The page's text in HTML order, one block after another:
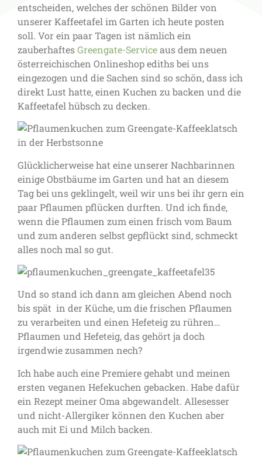
entscheiden, welches der schönen Bilder von
unserer Kaffeetafel im Garten ich heute posten
soll. Vor ein paar Tagen ist nämlich ein
zauberhaftesGreengate-Serviceaus dem neuen
österreichischen Onlineshop ediths bei uns
eingezogen und die Sachen sind so schön, dass ich
direkt Lust hatte, einen Kuchen zu backen und die
Kaffeetafel hübsch zu decken.
Glücklicherweise hat eine unserer Nachbarinnen
einige Obstbäume im Garten und hat an diesem
Tag bei uns geklingelt, weil wir uns bei ihr gern ein
paar Pflaumen pflücken durften. Und ich finde,
wenn die Pflaumen zum einen frisch vom Baum
und zum anderen selbst gepflückt sind, schmeckt
alles noch mal so gut.
Und so stand ich dann am gleichen Abend noch
bis spät in der Küche, um die frischen Pflaumen
zu verarbeiten und einen Hefeteig zu rühren…
Pflaumen und Hefeteig, das gehört ja doch
irgendwie zusammen nech?
Ich habe auch eine Premiere gehabt und meinen
ersten veganen Hefekuchen gebacken. Habe dafür
ein Rezept meiner Oma abgewandelt. Allesesser
und nicht-Allergiker können den Kuchen aber
auch mit Ei und Milch backen.